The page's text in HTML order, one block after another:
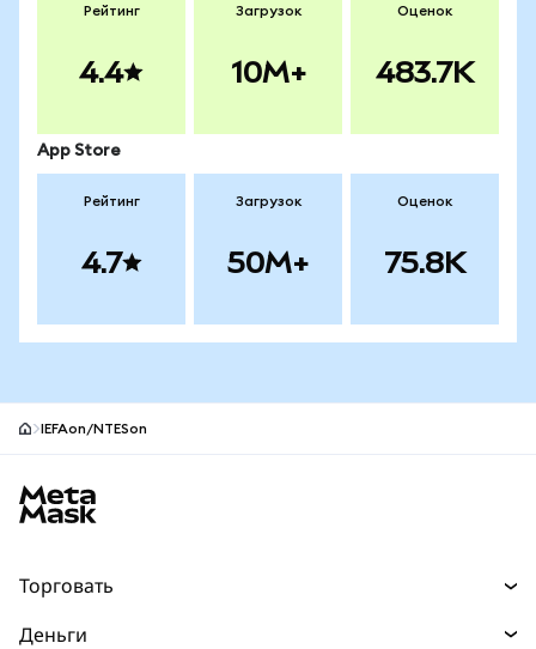
Рейтинг
4.4
Загрузок
10M+
Оценок
483.7K
App Store
Рейтинг
4.7
Загрузок
50M+
Оценок
75.8K
IEFAon/NTESon
Торговать
Деньги